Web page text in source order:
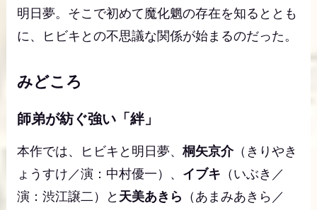
明日夢。そこで初めて魔化魍の存在を知るととも
に、ヒビキとの不思議な関係が始まるのだった。
みどころ
師弟が紡ぐ強い「絆」
本作では、ヒビキと明日夢、桐矢京介（きりやき
ょうすけ／演：中村優一）、 イブキ （いぶき／
演：渋江譲二）と 天美あきら （あまみあきら／